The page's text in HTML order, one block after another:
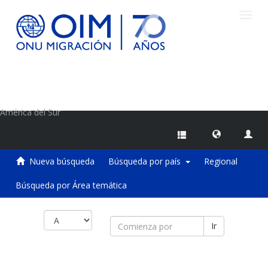
América del Sur
Nueva búsqueda Búsqueda por país Regional
Búsqueda por Área temática
Ir